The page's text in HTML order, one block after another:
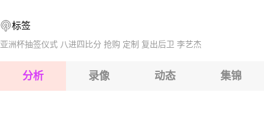
2026-08-15 【中超】 上海申花VS北京国安
标签
亚洲杯抽签仪式 八进四比分 抢购 定制 复出后卫 李艺杰
分析 录像 动态 集锦